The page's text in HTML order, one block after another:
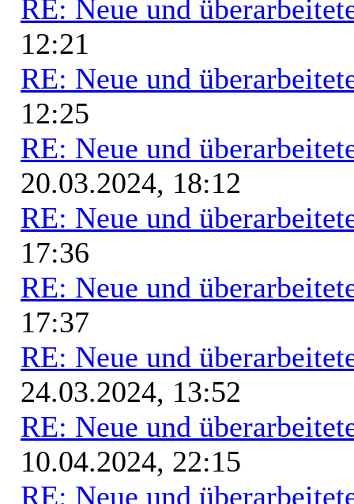
RE: Neue und
12:21
RE: Neue und
12:25
RE: Neue und
20.03.2024, 18:12
RE: Neue und
17:36
RE: Neue und
17:37
RE: Neue und
24.03.2024, 13:52
RE: Neue und
10.04.2024, 22:15
RE: Neue und